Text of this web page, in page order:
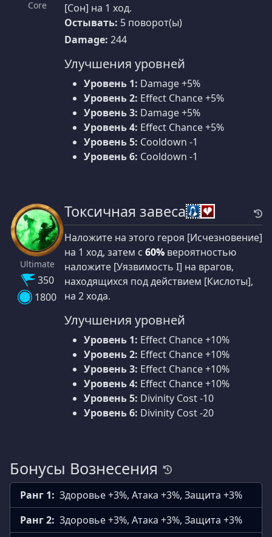
Core
[Сон] на 1 ход.
Остывать: 5 поворот(ы)
Damage: 244
Улучшения уровней
Уровень 1: Damage +5%
Уровень 2: Effect Chance +5%
Уровень 3: Damage +5%
Уровень 4: Effect Chance +5%
Уровень 5: Cooldown -1
Уровень 6: Cooldown -1
Ultimate
350
1800
Токсичная завеса
Наложите на этого героя [Исчезновение]
на 1 ход, затем с 60% вероятностью
наложите [Уязвимость I] на врагов,
находящихся под действием [Кислоты],
на 2 хода.
Улучшения уровней
Уровень 1: Effect Chance +10%
Уровень 2: Effect Chance +10%
Уровень 3: Effect Chance +10%
Уровень 4: Effect Chance +10%
Уровень 5: Divinity Cost -10
Уровень 6: Divinity Cost -20
Бонусы Вознесения
Ранг 1: Здоровье +3%, Атака +3%, Защита +3%
Ранг 2: Здоровье +3%, Атака +3%, Защита +3%